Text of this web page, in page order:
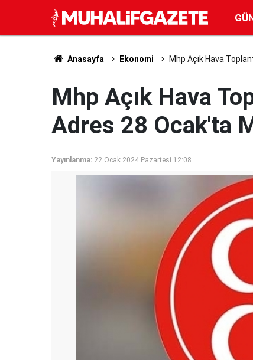
Anasayfa Ekonomi Mhp Açık Hava
Mhp Açık Hava
Adres 28 Ocak'ta
Yayınlanma: 22 Ocak 2024 Pazartesi 12:08